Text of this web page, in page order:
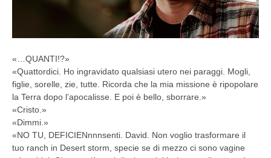
«…QUANTI!?»
«Quattordici. Ho ingravidato qualsiasi utero nei paraggi. Mogli,
figlie, sorelle, zie, tutte. Ricorda che la mia missione è ripopolare
la Terra dopo l’apocalisse. E poi è bello, sborrare.»
«Cristo.»
«Dimmi.»
«NO TU, DEFICIENnnnsenti. David. Non voglio trasformare il
tuo ranch in Desert storm, specie se di mezzo ci sono vagine